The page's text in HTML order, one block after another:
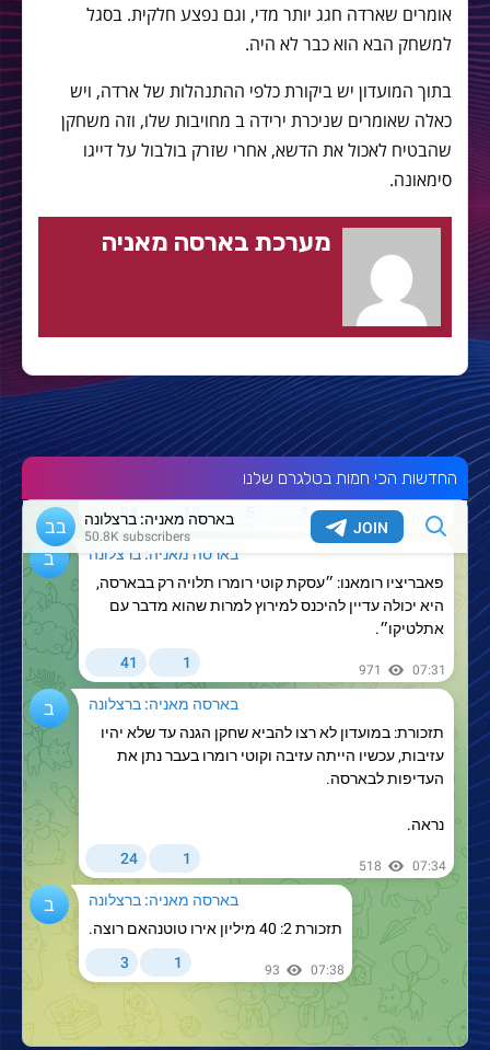
אומרים שארדה חגג יותר מדי, וגם נפצע חלקית. בסגל
למשחק הבא הוא כבר לא היה.
בתוך המועדון יש ביקורת כלפי ההתנהלות של ארדה, ויש
כאלה שאומרים שניכרת ירידה ב מחויבות שלו, וזה משחקן
שהבטיח לאכול את הדשא, אחרי שזרק בולבול על דייגו
סימאונה.
מערכת בארסה מאניה
החדשות הכי חמות בטלגרם שלנו